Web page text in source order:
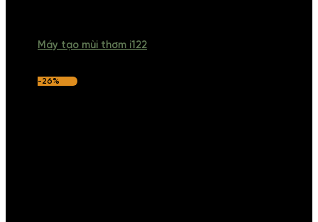
Máy tạo mùi thơm i122
-26%